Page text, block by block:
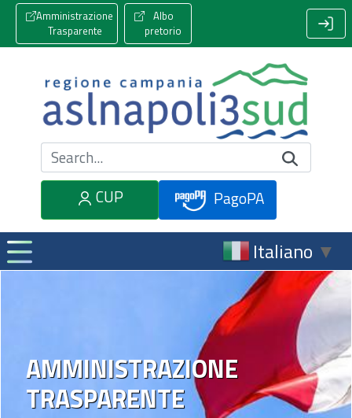
Amministrazione
Trasparente
Albo
pretorio
Cerca nel sito
CUP
PagoPA
Italiano ▼
AMMINISTRAZIONE
TRASPARENTE